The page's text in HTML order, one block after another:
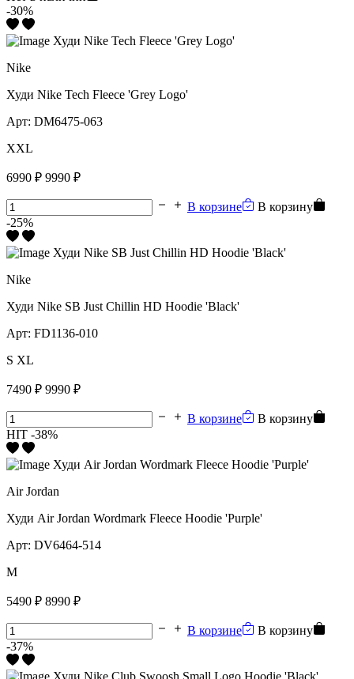
-30%
Nike
Худи Nike Tech Fleece 'Grey Logo'
Арт: DM6475-063
XXL
6990 ₽ 9990 ₽
В корзине
В корзину
-25%
Nike
Худи Nike SB Just Chillin HD Hoodie 'Black'
Арт: FD1136-010
S XL
7490 ₽ 9990 ₽
В корзине
В корзину
HIT -38%
Air Jordan
Худи Air Jordan Wordmark Fleece Hoodie 'Purple'
Арт: DV6464-514
M
5490 ₽ 8990 ₽
В корзине
В корзину
-37%